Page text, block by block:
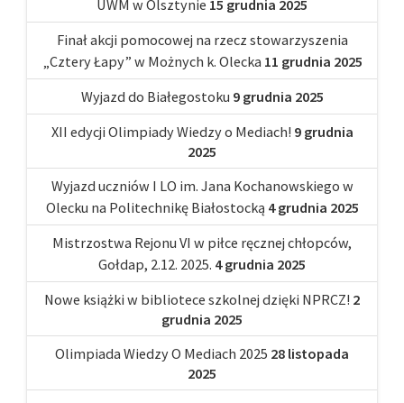
UWM w Olsztynie 15 grudnia 2025
Finał akcji pomocowej na rzecz stowarzyszenia
„Cztery Łapy” w Możnych k. Olecka 11 grudnia 2025
Wyjazd do Białegostoku 9 grudnia 2025
XII edycji Olimpiady Wiedzy o Mediach! 9 grudnia
2025
Wyjazd uczniów I LO im. Jana Kochanowskiego w
Olecku na Politechnikę Białostocką 4 grudnia 2025
Mistrzostwa Rejonu VI w piłce ręcznej chłopców,
Gołdap, 2.12. 2025. 4 grudnia 2025
Nowe książki w bibliotece szkolnej dzięki NPRCZ! 2
grudnia 2025
Olimpiada Wiedzy O Mediach 2025 28 listopada
2025